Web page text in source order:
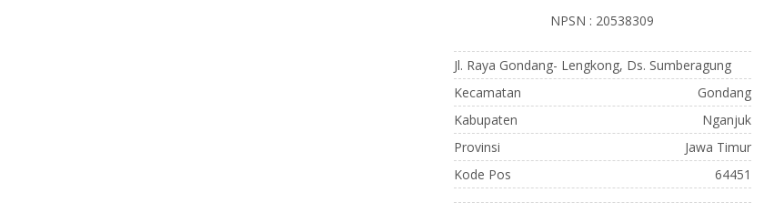
NPSN : 20538309
Jl. Raya Gondang- Lengkong, Ds. Sumberagung
Kecamatan
Gondang
Kabupaten
Nganjuk
Provinsi
Jawa Timur
Kode Pos
64451